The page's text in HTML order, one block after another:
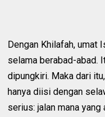
Dengan Khilafah, umat
selama berabad-abad.
dipungkiri. Maka dari
hanya diisi dengan
serius: jalan mana